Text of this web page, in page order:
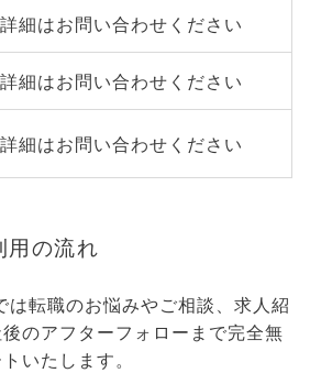
細はお問い合わせください
細はお問い合わせください
細はお問い合わせください
用の流れ
は転職のお悩みやご相談、求人紹
のアフターフォローまで完全無
いたします。